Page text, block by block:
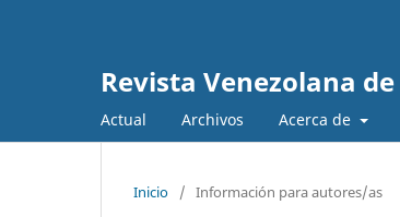
Revista Venezolana
Actual Archivos Acerca de
Inicio / Información para autores/as